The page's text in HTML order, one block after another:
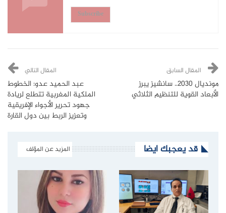
Subscribe
المقال السابق
مونديال 2030.. سانشيز يبرز
الأبعاد القوية للتنظيم الثلاثي
المقال التالي
عبد الحميد عدو: الخطوط
الملكية المغربية تتطلع لريادة
جهود تحرير الأجواء الإفريقية
وتعزيز الربط بين دول القارة
قد يعجبك ايضا المزيد عن المؤلف